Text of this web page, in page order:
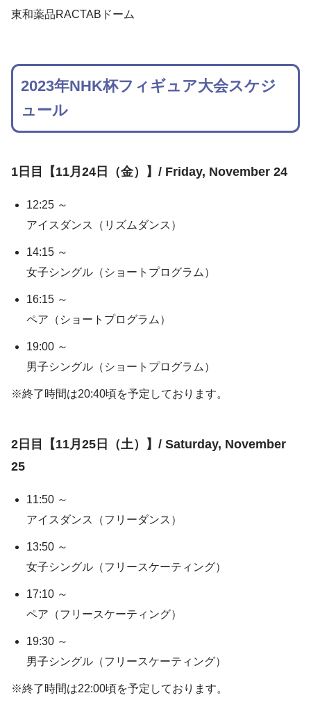
東和薬品RACTABドーム
2023年NHK杯フィギュア大会スケジ
ュール
1日目【11月24日（金）】/ Friday, November 24
12:25 ～
アイスダンス（リズムダンス）
14:15 ～
女子シングル（ショートプログラム）
16:15 ～
ペア（ショートプログラム）
19:00 ～
男子シングル（ショートプログラム）
※終了時間は20:40頃を予定しております。
2日目【11月25日（土）】/ Saturday, November
25
11:50 ～
アイスダンス（フリーダンス）
13:50 ～
女子シングル（フリースケーティング）
17:10 ～
ペア（フリースケーティング）
19:30 ～
男子シングル（フリースケーティング）
※終了時間は22:00頃を予定しております。